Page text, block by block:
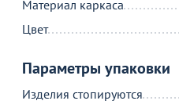
Материал каркаса
Цвет
Параметры упаковки
Изделия стопируются
480
Оптовая цена